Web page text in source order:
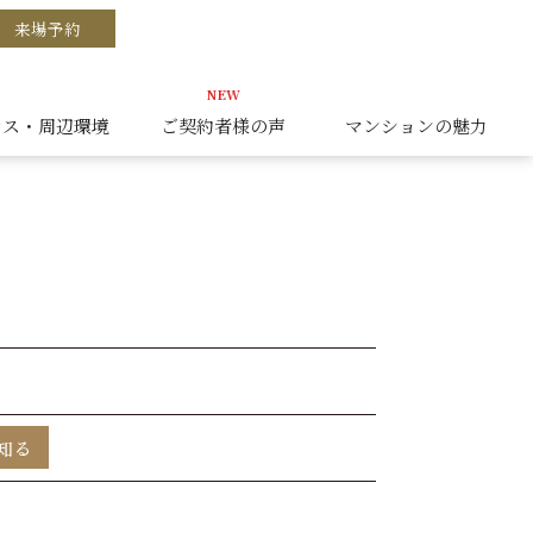
来場予約
・周辺環境 ご契約者様の声 マンションの魅力
る